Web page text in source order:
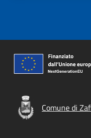
Comune di